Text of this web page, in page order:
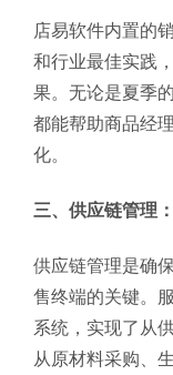
店易软件内置的
和行业最佳实践
果。无论是夏季
都能帮助商品经
化。
三、供应链管理
供应链管理是确
售终端的关键。
系统，实现了从
从原材料采购、